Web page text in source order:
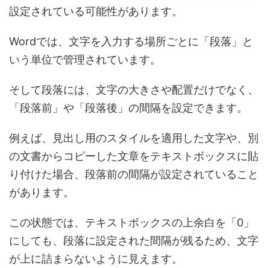
設定されている可能性があります。
Wordでは、文字を入力する場所ごとに「段落」と
いう単位で管理されています。
そして段落には、文字の大きさや配置だけでなく、
「段落前」や「段落後」の間隔を設定できます。
例えば、見出し用のスタイルを適用した文字や、別
の文書からコピーした文章をテキストボックスに貼
り付けた場合、段落前の間隔が設定されていること
があります。
この状態では、テキストボックスの上余白を「0」
にしても、段落に設定された間隔が残るため、文字
が上に詰まらないように見えます。